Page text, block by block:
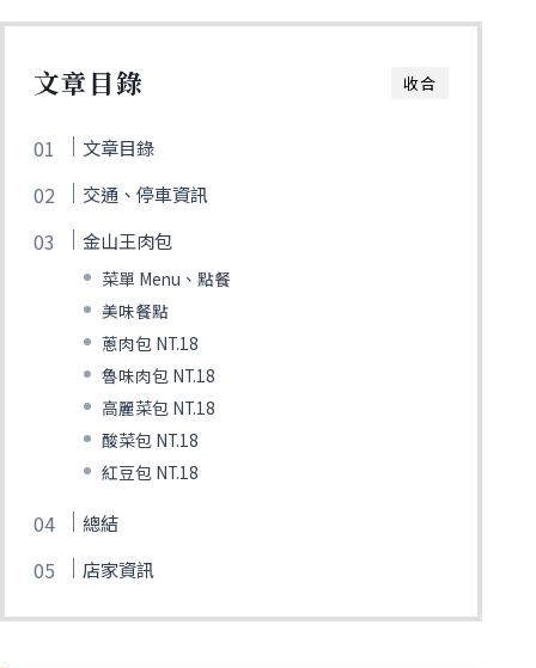
收合
文章目錄
文章目錄
交通、停車資訊
金山王肉包
菜單 Menu、點餐
美味餐點
蔥肉包 NT.18
魯味肉包 NT.18
高麗菜包 NT.18
酸菜包 NT.18
紅豆包 NT.18
總結
店家資訊